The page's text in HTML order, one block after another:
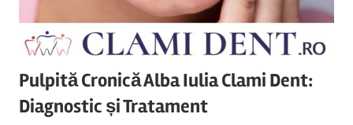
|
Centru
Implantologie
Copii,
Dentist,
Strada
Lăncrănjan
19,
Pulpită Cronică Alba Iulia Clami Dent:
Diagnostic și Tratament